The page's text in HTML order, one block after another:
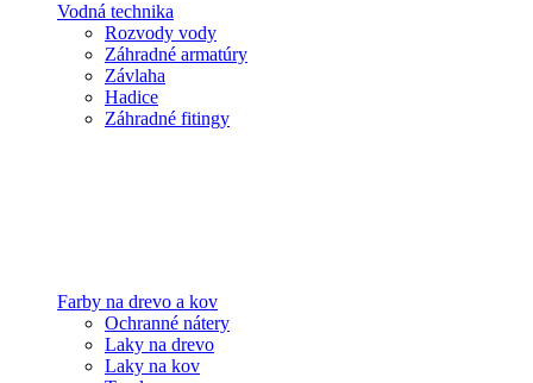
Vodná technika
Rozvody vody
Záhradné armatúry
Závlaha
Hadice
Záhradné fitingy
Farby na drevo a kov
Ochranné nátery
Laky na drevo
Laky na kov